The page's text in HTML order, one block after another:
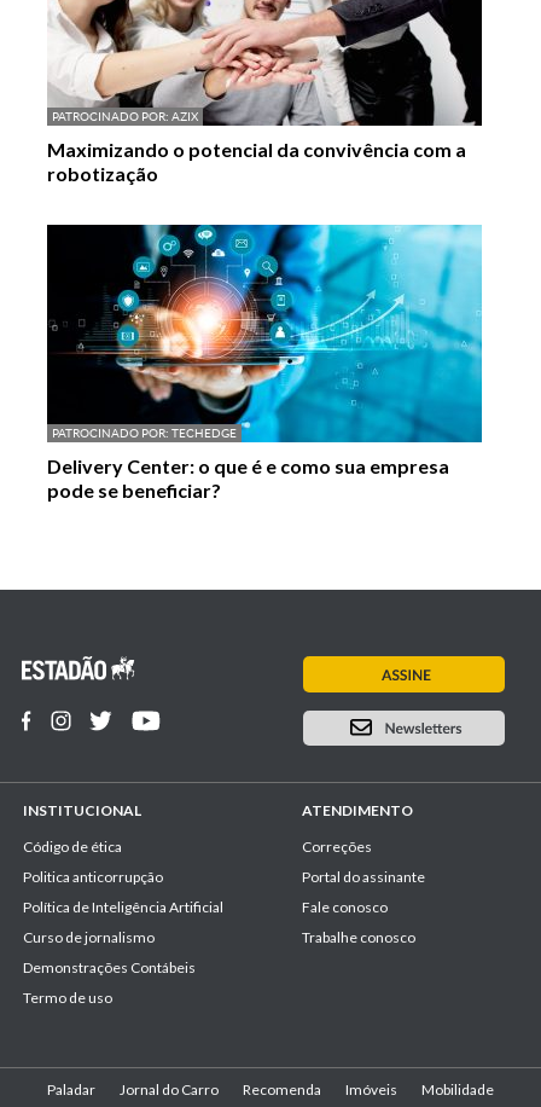
PATROCINADO POR: AZIX
Maximizando o potencial da convivência com a
robotização
PATROCINADO POR: TECHEDGE
Delivery Center: o que é e como sua empresa
pode se beneficiar?
INSTITUCIONAL
Código de ética
Politica anticorrupção
Política de Inteligência Artificial
Curso de jornalismo
Demonstrações Contábeis
Termo de uso
ATENDIMENTO
Correções
Portal do assinante
Fale conosco
Trabalhe conosco
Paladar Jornal do Carro Recomenda Imóveis Mobilidade